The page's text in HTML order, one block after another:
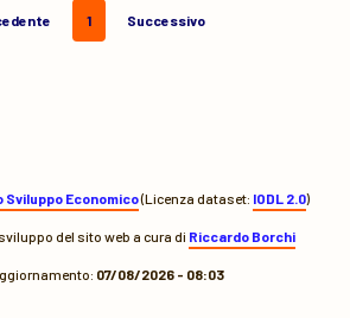
1 Successivo
Sviluppo Economico(Licenza dataset: IODL 2.0)
del sito web a cura di Riccardo Borchi
07/08/2026 - 08:03